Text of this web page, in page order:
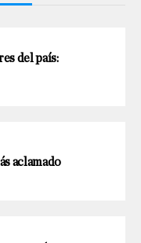
del país:
aclamado